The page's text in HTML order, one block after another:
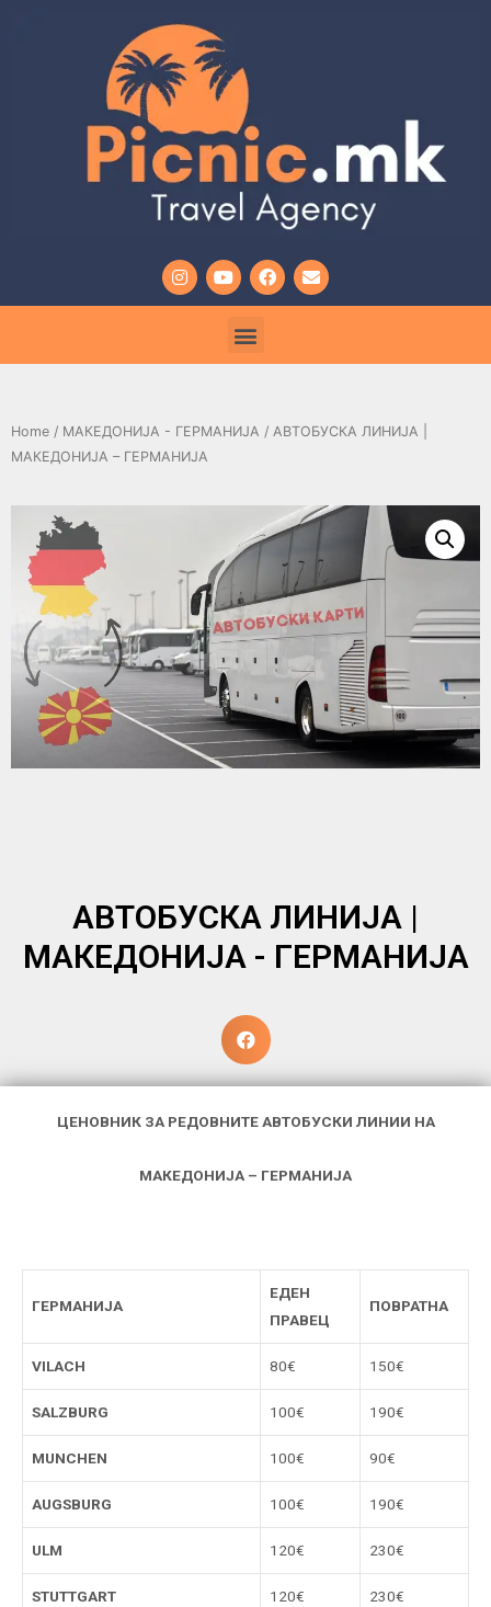
Home / МАКЕДОНИЈА - ГЕРМАНИЈА / АВТОБУСКA ЛИНИJA |
МАКЕДОНИЈА – ГЕРМАНИЈА
АВТОБУСКA ЛИНИJA |
МАКЕДОНИЈА - ГЕРМАНИЈА
ЦЕНОВНИК ЗА РЕДОВНИТЕ АВТОБУСКИ ЛИНИИ НА
МАКЕДОНИЈА – ГЕРМАНИЈА
ГЕРМАНИЈА
ЕДЕН
ПРАВЕЦ
ПОВРАТНА
VILACH 80€ 150€
SALZBURG 100€ 190€
MUNCHEN 100€ 90€
AUGSBURG 100€ 190€
ULM 120€ 230€
STUTTGART 120€ 230€